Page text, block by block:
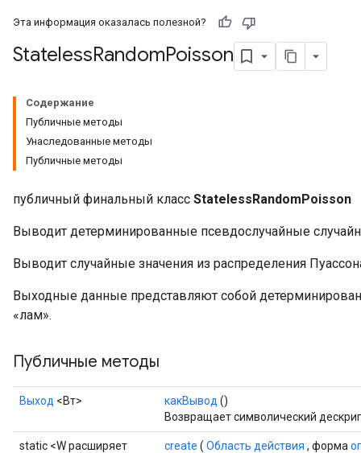
Эта информация оказалась полезной?
StatelessRandomPoisson
Содержание
Публичные методы
Унаследованные методы
Публичные методы
публичный финальный класс StatelessRandomPoisson
Выводит детерминированные псевдослучайные
Выводит случайные значения из распределения
Выходные данные представляют собой
«лам».
Публичные методы
Выход <Вт> какВывод ()
Возвращает символический
static <W расширяет
create ( Область действия , форма